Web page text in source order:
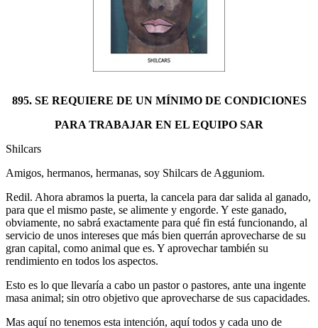
895. SE REQUIERE DE UN MÍNIMO DE CONDICIONES
PARA TRABAJAR EN EL EQUIPO SAR
Shilcars
Amigos, hermanos, hermanas, soy Shilcars de Agguniom.
Redil. Ahora abramos la puerta, la cancela para dar salida al ganado,
para que el mismo paste, se alimente y engorde. Y este ganado,
obviamente, no sabrá exactamente para qué fin está funcionando, al
servicio de unos intereses que más bien querrán aprovecharse de su
gran capital, como animal que es. Y aprovechar también su
rendimiento en todos los aspectos.
Esto es lo que llevaría a cabo un pastor o pastores, ante una ingente
masa animal; sin otro objetivo que aprovecharse de sus capacidades.
Mas aquí no tenemos esta intención, aquí todos y cada uno de